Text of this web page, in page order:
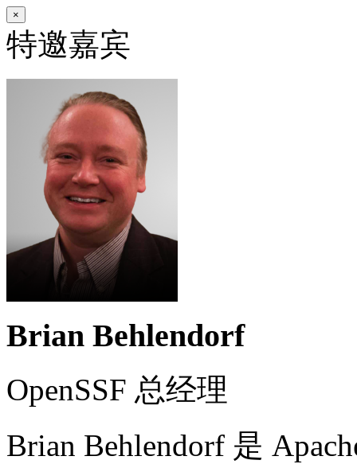
×
特邀嘉宾
Brian Behlendorf
OpenSSF 总经理
Brian Behlendorf 是